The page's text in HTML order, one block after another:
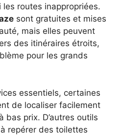
routes inappropriées.
sont gratuites et mises
mais elles peuvent
des itinéraires étroits,
pour les grands
essentiels, certaines
de localiser facilement
bas prix. D’autres outils
repérer des toilettes